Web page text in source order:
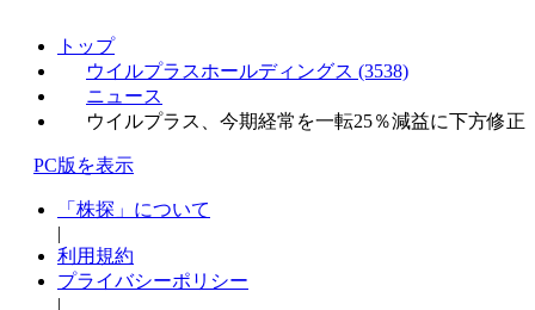
トップ
ウイルプラスホールディングス (3538)
ニュース
ウイルプラス、今期経常を一転25％減益に下方修正
PC版を表示
「株探」について
|
利用規約
プライバシーポリシー
|